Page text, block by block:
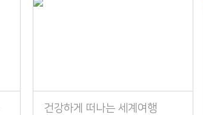
건강하게 떠나는 세계여행